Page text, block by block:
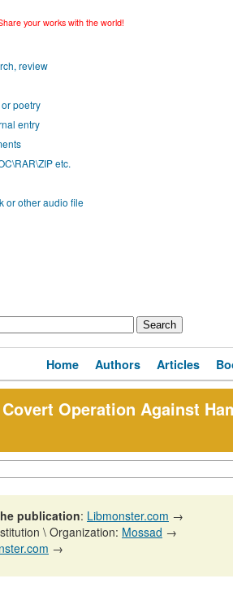
your works with the world!
review
poetry
entry
etc.
or other audio file
Home Authors Articles
Covert Operation Against
publication: Libmonster.com →
\ Organization: Mossad →
→